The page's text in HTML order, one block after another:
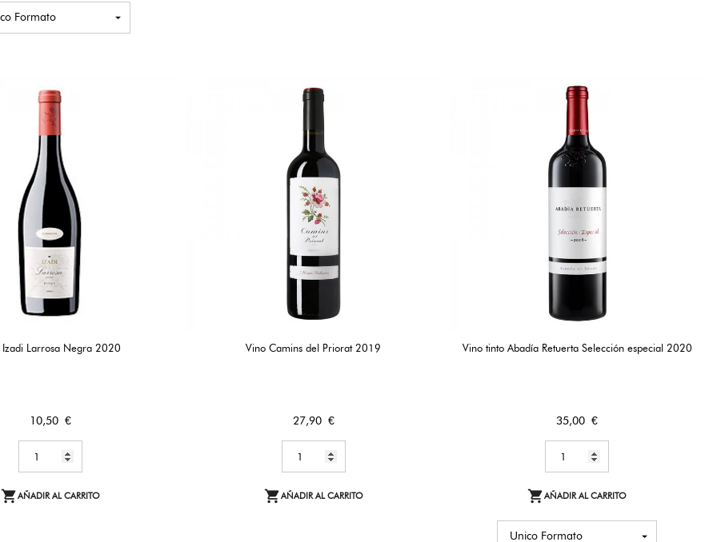
Izadi Larrosa Negra 2020
Precio
10,50 €
AÑADIR AL CARRITO
Vino Camins del Priorat 2019
Precio
27,90 €
AÑADIR AL CARRITO
Vino tinto Abadía Retuerta Selección especial 2020
Precio
35,00 €
AÑADIR AL CARRITO